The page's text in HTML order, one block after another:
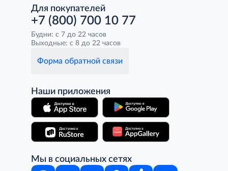
Для покупателей
+7 (800) 700 10 77
Будни: с 7 до 22 часов
Выходные: с 8 до 22 часов
Форма обратной связи
Наши приложения
Мы в социальных сетях